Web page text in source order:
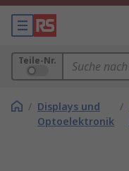
Teile-Nr.
/ Displays und
Optoelektronik
/